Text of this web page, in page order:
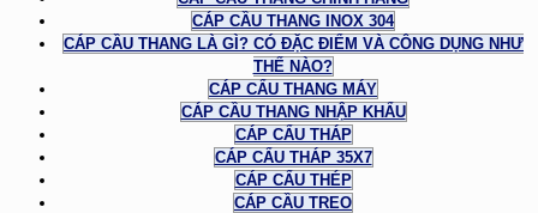
CÁP CẦU THANG INOX 304
CÁP CẦU THANG LÀ GÌ? CÓ ĐẶC ĐIỂM VÀ CÔNG DỤNG NHƯ
THẾ NÀO?
CÁP CẨU THANG MÁY
CÁP CẦU THANG NHẬP KHẨU
CÁP CẨU THÁP
CÁP CẨU THÁP 35X7
CÁP CẨU THÉP
CÁP CẦU TREO